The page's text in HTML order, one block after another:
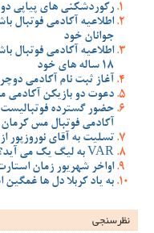
رکوردشکنی های پیاپی
اطلاعیه آکادمی فوتبال
جوانان خود
اطلاعیه آکادمی فوتبال
18 ساله های خود
آغاز ثبت نام آکادمی
دعوت دو بازیکن آکادمی
حضور گسترده
آکادمی فوتبال مس کرمان
تسلیت به آقای نوروزپور
VAR به لیگ یک می آید؟!
اواخر شهریور زمان
به یاد کربلا دل ها
نظرسنجی